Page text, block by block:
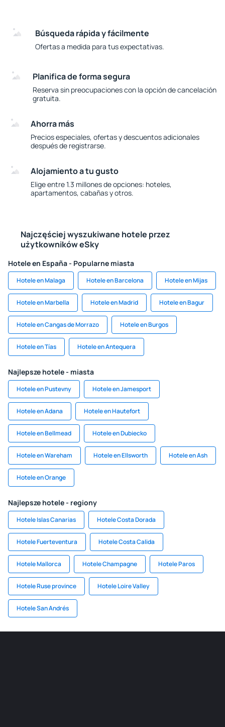
Búsqueda rápida y fácilmente
Ofertas a medida para tus expectativas.
Planifica de forma segura
Reserva sin preocupaciones con la opción de cancelación
gratuita.
Ahorra más
Precios especiales, ofertas y descuentos adicionales
después de registrarse.
Alojamiento a tu gusto
Elige entre 1.3 millones de opciones: hoteles,
apartamentos, cabañas y otros.
Najczęściej wyszukiwane hotele przez
użytkowników eSky
Hotele en España - Popularne miasta
Hotele en Malaga Hotele en Barcelona Hotele en Mijas
Hotele en Marbella Hotele en Madrid Hotele en Bagur
Hotele en Cangas de Morrazo Hotele en Burgos
Hotele en Tías Hotele en Antequera
Najlepsze hotele - miasta
Hotele en Pustevny Hotele en Jamesport
Hotele en Adana Hotele en Hautefort
Hotele en Bellmead Hotele en Dubiecko
Hotele en Wareham Hotele en Ellsworth Hotele en Ash
Hotele en Orange
Najlepsze hotele - regiony
Hotele Islas Canarias Hotele Costa Dorada
Hotele Fuerteventura Hotele Costa Calida
Hotele Mallorca Hotele Champagne Hotele Paros
Hotele Ruse province Hotele Loire Valley
Hotele San Andrés